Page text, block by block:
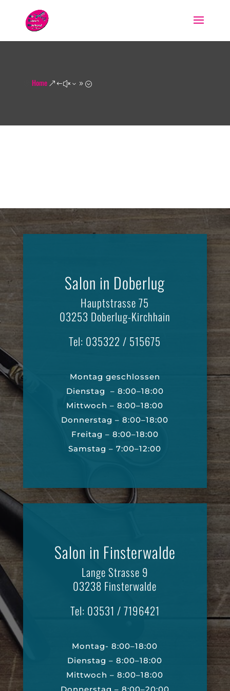
Home &#x39;
Salon in Doberlug
Hauptstrasse 75
03253 Doberlug-Kirchhain
Tel: 035322 / 515675
Montag geschlossen
Dienstag – 8:00–18:00
Mittwoch – 8:00–18:00
Donnerstag – 8:00–18:00
Freitag – 8:00–18:00
Samstag – 7:00–12:00
Salon in Finsterwalde
Lange Strasse 9
03238 Finsterwalde
Tel: 03531 / 7196421
Montag- 8:00–18:00
Dienstag – 8:00–18:00
Mittwoch – 8:00–18:00